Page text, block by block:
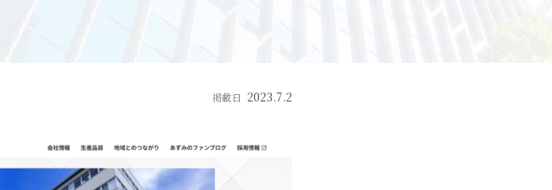
掲載日 2023.7.2